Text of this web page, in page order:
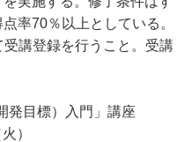
率70％以上としている。
講登録を行うこと。受講
発目標）入門」講座
）